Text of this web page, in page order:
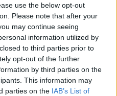
use the below opt-out
Please note that after your
may continue seeing
information utilized by
to third parties prior to
opt-out of the further
by third parties on the
This information may
parties on the IAB’s List of
másfél éve írtam egy
vérezhet el a magyar
sok indulatot váltott ki,
ki az áldozat. Arról
már nem csak nehéz, de
embert péknek,…